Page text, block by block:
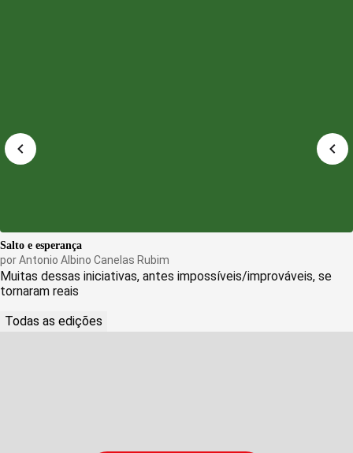
Salto e esperança
porAntonio Albino Canelas Rubim
Muitas dessas iniciativas, antes impossíveis/improváveis, se
tornaram reais
Todas as edições